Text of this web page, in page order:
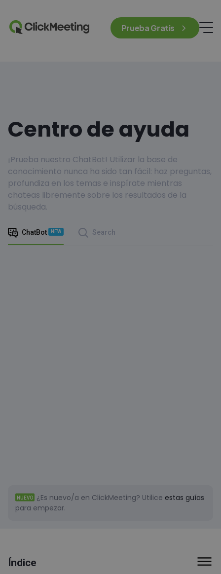
Prueba Gratis
Centro de ayuda
¡Prueba nuestro ChatBot! Utilizar la base de
conocimiento nunca ha sido tan fácil: haz preguntas,
profundiza en los temas e inspírate mientras
chateas libremente sobre los resultados de la
búsqueda.
ChatBot NEW Search
NUEVO ¿Es nuevo/a en ClickMeeting? Utilice estas guías
para empezar.
Índice